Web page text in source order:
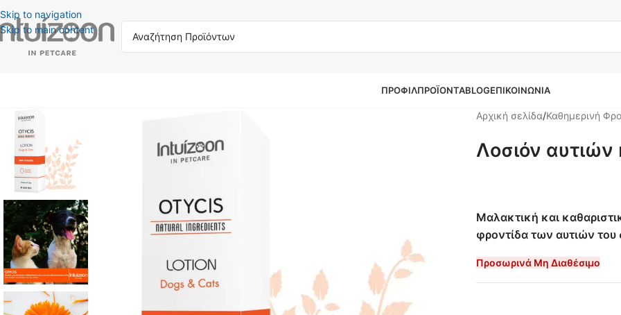
Skip to navigation
Skip to main content
ΠΡΟΦΙΛΠΡΟΪΌΝΤΑBLOGΕΠΙΚΟΙΝΩΝΊΑ
Αρχική σελίδα/Καθημερινή
Λοσιόν αυτιών
Μαλακτική και
φροντίδα των αυτιών του
Προσωρινά Μη Διαθέσιμο